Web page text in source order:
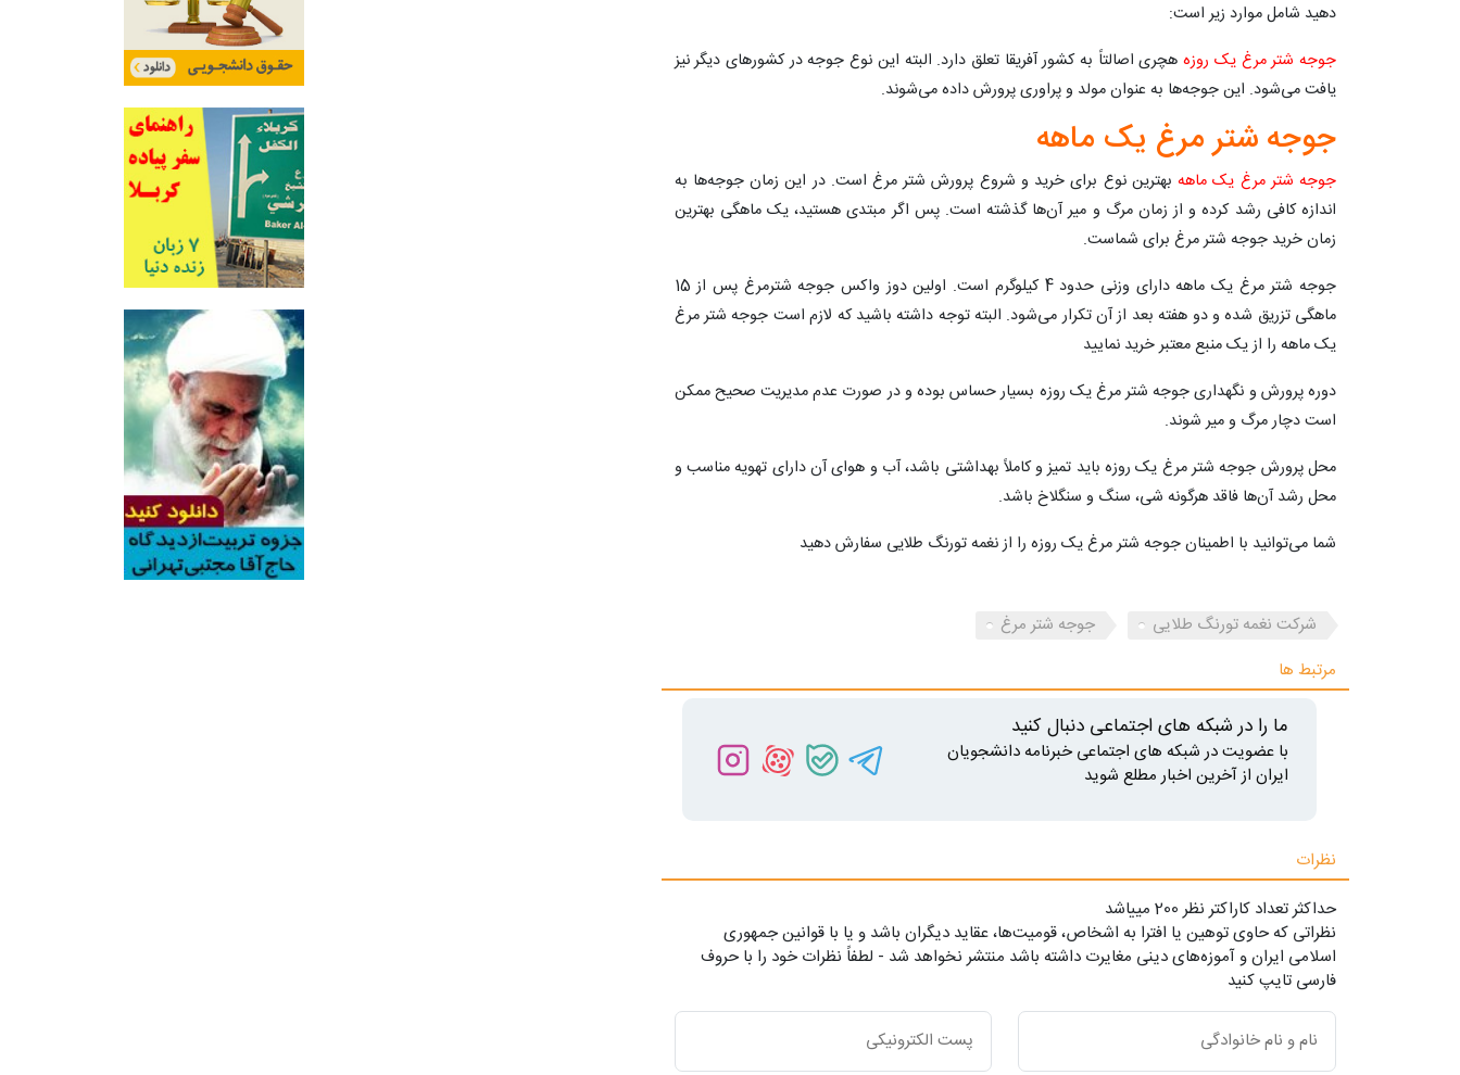
دهید شامل موارد زیر است:
جوجه شتر مرغ یک روزههچری اصالتاً به کشور آفریقا تعلق دارد. البته این نوع جوجه در کشورهای دیگر نیز
یافت می‌شود. این جوجه‌ها به عنوان مولد و پراوری پرورش داده می‌شوند.
جوجه شتر مرغ یک ماهه
جوجه شتر مرغ یک ماههبهترین نوع برای خرید و شروع پرورش شتر مرغ است. در این زمان جوجه‌ها به
اندازه کافی رشد کرده و از زمان مرگ و میر آن‌ها گذشته است. پس اگر مبتدی هستید، یک ماهگی بهترین
زمان خرید جوجه شتر مرغ برای شماست.
جوجه شتر مرغ یک ماهه دارای وزنی حدود 4 کیلوگرم است. اولین دوز واکس جوجه شترمرغ پس از 15
ماهگی تزریق شده و دو هفته بعد از آن تکرار می‌شود. البته توجه داشته باشید که لازم است جوجه شتر مرغ
یک ماهه را از یک منبع معتبر خرید نمایید
دوره پرورش و نگهداری جوجه شتر مرغ یک روزه بسیار حساس بوده و در صورت عدم مدیریت صحیح ممکن
است دچار مرگ و میر شوند.
محل پرورش جوجه شتر مرغ یک روزه باید تمیز و کاملاً بهداشتی باشد، آب و هوای آن دارای تهویه مناسب و
محل رشد آن‌ها فاقد هرگونه شی، سنگ و سنگلاخ باشد.
شما می‌توانید با اطمینان جوجه شتر مرغ یک روزه را از نغمه تورنگ طلایی سفارش دهید
شرکت نغمه تورنگ طلایی
جوجه شتر مرغ
مرتبط ها
ما را در شبکه های اجتماعی دنبال کنید
با عضویت در شبکه های اجتماعی خبرنامه دانشجویان
ایران از آخرین اخبار مطلع شوید
نظرات
حداکثر تعداد کاراکتر نظر 200 ميياشد
نظراتی که حاوی توهین یا افترا به اشخاص، قومیت‌ها، عقاید دیگران باشد و یا با قوانین جمهوری
اسلامی ایران و آموزه‌های دینی مغایرت داشته باشد منتشر نخواهد شد - لطفاً نظرات خود را با حروف
فارسی تایپ کنید